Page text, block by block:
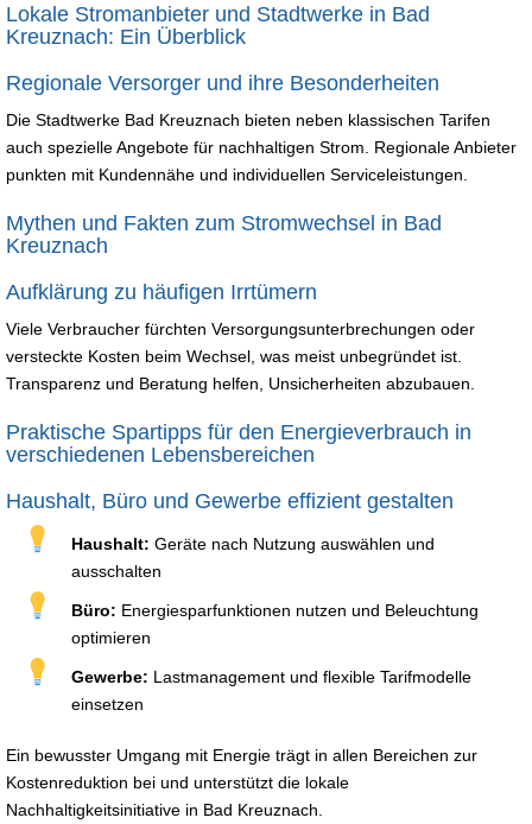
Lokale Stromanbieter und Stadtwerke in Bad
Kreuznach: Ein Überblick
Regionale Versorger und ihre Besonderheiten
Die Stadtwerke Bad Kreuznach bieten neben klassischen Tarifen
auch spezielle Angebote für nachhaltigen Strom. Regionale Anbieter
punkten mit Kundennähe und individuellen Serviceleistungen.
Mythen und Fakten zum Stromwechsel in Bad
Kreuznach
Aufklärung zu häufigen Irrtümern
Viele Verbraucher fürchten Versorgungsunterbrechungen oder
versteckte Kosten beim Wechsel, was meist unbegründet ist.
Transparenz und Beratung helfen, Unsicherheiten abzubauen.
Praktische Spartipps für den Energieverbrauch in
verschiedenen Lebensbereichen
Haushalt, Büro und Gewerbe effizient gestalten
Haushalt: Geräte nach Nutzung auswählen und
ausschalten
Büro: Energiesparfunktionen nutzen und Beleuchtung
optimieren
Gewerbe: Lastmanagement und flexible Tarifmodelle
einsetzen
Ein bewusster Umgang mit Energie trägt in allen Bereichen zur
Kostenreduktion bei und unterstützt die lokale
Nachhaltigkeitsinitiative in Bad Kreuznach.